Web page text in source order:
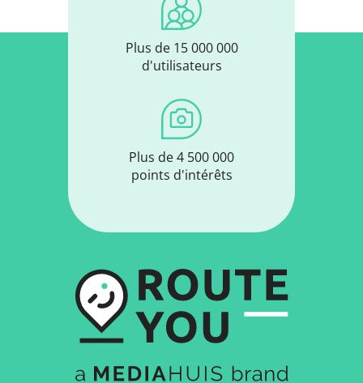
Plus de 15 000 000
d'utilisateurs
Plus de 4 500 000
points d'intérêts